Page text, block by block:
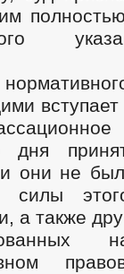
дня
они не
а также